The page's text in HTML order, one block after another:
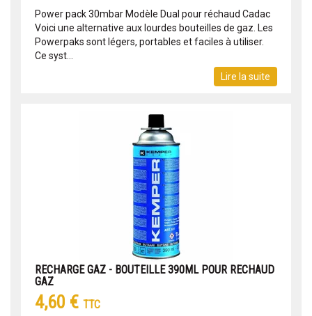
Power pack 30mbar Modèle Dual pour réchaud Cadac
Voici une alternative aux lourdes bouteilles de gaz. Les
Powerpaks sont légers, portables et faciles à utiliser.
Ce syst...
Lire la suite
RECHARGE GAZ - BOUTEILLE 390ML POUR RECHAUD
GAZ
4,60 € TTC